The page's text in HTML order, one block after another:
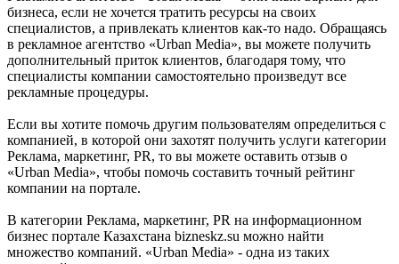
бизнеса, если не хочется тратить ресурсы на своих
специалистов, а привлекать клиентов как-то надо. Обращаясь
в рекламное агентство «Urban Media», вы можете получить
дополнительный приток клиентов, благодаря тому, что
специалисты компании самостоятельно произведут все
рекламные процедуры.
Если вы хотите помочь другим пользователям определиться с
компанией, в которой они захотят получить услуги категории
Реклама, маркетинг, PR, то вы можете оставить отзыв о
«Urban Media», чтобы помочь составить точный рейтинг
компании на портале.
В категории Реклама, маркетинг, PR на информационном
бизнес портале Казахстана bizneskz.su можно найти
множество компаний. «Urban Media» - одна из таких